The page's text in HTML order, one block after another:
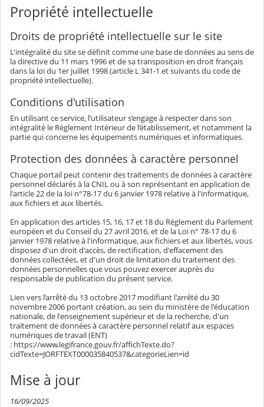
Propriété intellectuelle
Droits de propriété intellectuelle sur le site
L'intégralité du site se définit comme une base de données au sens de
la directive du 11 mars 1996 et de sa transposition en droit français
dans la loi du 1er juillet 1998 (article L 341-1 et suivants du code de
propriété intellectuelle).
Conditions d'utilisation
En utilisant ce service, l’utilisateur s’engage à respecter dans son
intégralité le Règlement Intérieur de l’établissement, et notamment la
partie qui concerne les équipements numériques et informatiques.
Protection des données à caractère personnel
Chaque portail peut contenir des traitements de données à caractère
personnel déclarés à la CNIL ou à son représentant en application de
l'article 22 de la loi n°78-17 du 6 janvier 1978 relative à l'informatique,
aux fichiers et aux libertés.
En application des articles 15, 16, 17 et 18 du Règlement du Parlement
européen et du Conseil du 27 avril 2016, et de la Loi n° 78-17 du 6
janvier 1978 relative à l'informatique, aux fichiers et aux libertés, vous
disposez d'un droit d'accès, de rectification, d'effacement des
données collectées, et d'un droit de limitation du traitement des
données personnelles que vous pouvez exercer auprès du
responsable de publication du présent service.
Lien vers l’arrêté du 13 octobre 2017 modifiant l'arrêté du 30
novembre 2006 portant création, au sein du ministère de l'éducation
nationale, de l'enseignement supérieur et de la recherche, d'un
traitement de données à caractère personnel relatif aux espaces
numériques de travail (ENT)
: https://www.legifrance.gouv.fr/affichTexte.do?
cidTexte=JORFTEXT000035840537&categorieLien=id
Mise à jour
16/09/2025